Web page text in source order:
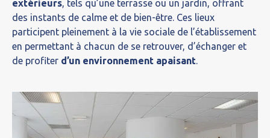
extérieurs, tels qu’une terrasse ou un jardin, offrant
des instants de calme et de bien-être. Ces lieux
participent pleinement à la vie sociale de l’établissement
en permettant à chacun de se retrouver, d’échanger et
de profiter d’un environnement apaisant.